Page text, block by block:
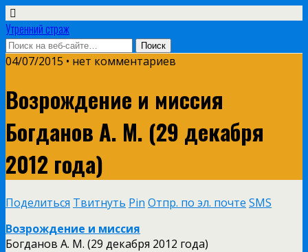
Утренний страж
04/07/2015 • нет комментариев
Возрождение и миссия
Богданов А. М. (29 декабря
2012 года)
Поделиться Твитнуть Pin Отпр. по эл. почте SMS
Возрождение и миссия
Богданов А. М. (29 декабря 2012 года)